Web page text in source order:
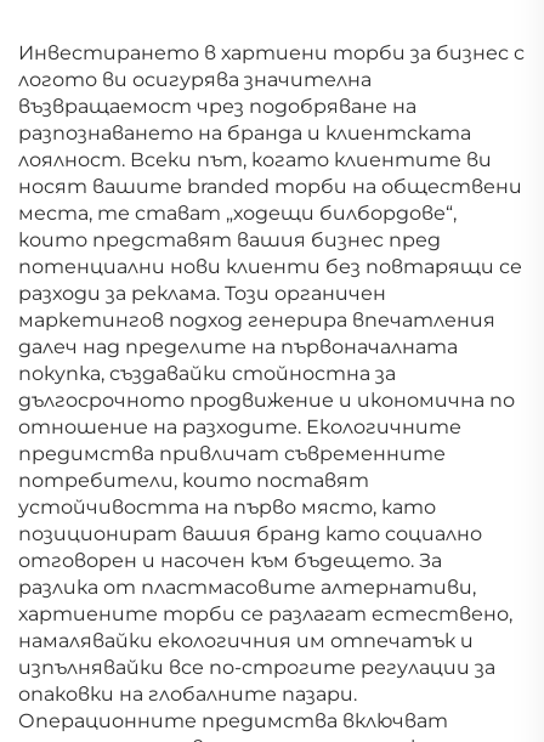
подарък за тенис и
голф топки
Инвестирането в хартиени торби за бизнес с
логото ви осигурява значителна
възвращаемост чрез подобряване на
разпознаването на бранда и клиентската
лоялност. Всеки път, когато клиентите ви
носят вашите branded торби на обществени
места, те стават „ходещи билбордове“,
които представят вашия бизнес пред
потенциални нови клиенти без повтарящи се
разходи за реклама. Този органичен
маркетингов подход генерира впечатления
далеч над пределите на първоначалната
покупка, създавайки стойностна за
дългосрочното продвижение и икономична по
отношение на разходите. Екологичните
предимства привличат съвременните
потребители, които поставят
устойчивостта на първо място, като
позиционират вашия бранд като социално
отговорен и насочен към бъдещето. За
разлика от пластмасовите алтернативи,
хартиените торби се разлагат естествено,
намалявайки екологичния им отпечатък и
изпълнявайки все по-строгите регулации за
опаковки на глобалните пазари.
Операционните предимства включват